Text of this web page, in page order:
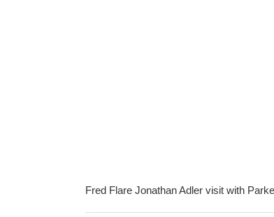
Fred Flare Jonathan Adler visit with